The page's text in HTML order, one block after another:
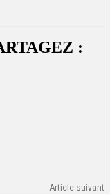
:
Article suivant